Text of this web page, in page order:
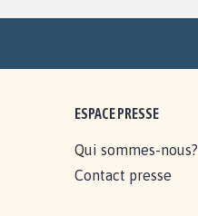
ESPACE PRESSE
Qui sommes-nous?
Contact presse